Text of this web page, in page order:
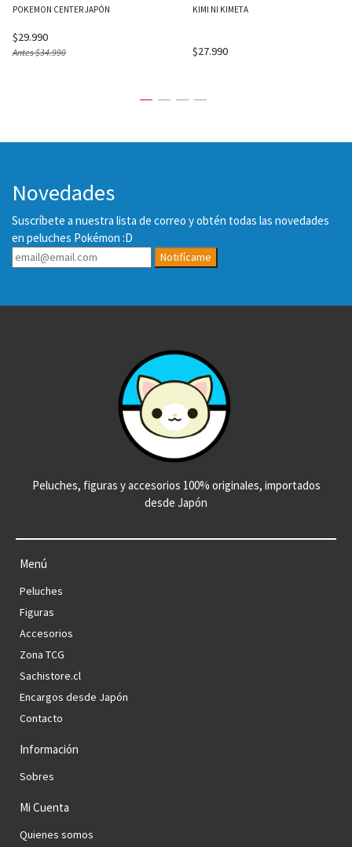
POKEMON CENTER JAPÓN
$29.990
Antes$34.990
KIMI NI KIMETA
$27.990
Novedades
Suscríbete a nuestra lista de correo y obtén todas las novedades
en peluches Pokémon :D
Notifícame
Peluches, figuras y accesorios 100% originales, importados
desde Japón
Menú
Peluches
Figuras
Accesorios
Zona TCG
Sachistore.cl
Encargos desde Japón
Contacto
Información
Sobres
Mi Cuenta
Quienes somos